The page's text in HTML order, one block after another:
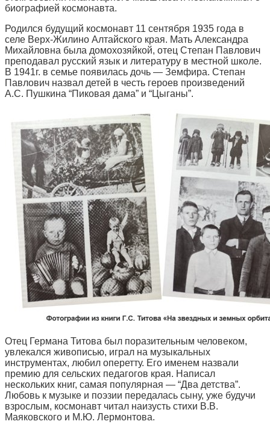
биографией космонавта.
Родился будущий космонавт 11 сентября 1935 года в
селе Верх-Жилино Алтайского края. Мать Александра
Михайловна была домохозяйкой, отец Степан Павлович
преподавал русский язык и литературу в местной школе.
В 1941г. в семье появилась дочь — Земфира. Степан
Павлович назвал детей в честь героев произведений
А.С. Пушкина “Пиковая дама” и “Цыганы”.
Отец Германа Титова был поразительным человеком,
увлекался живописью, играл на музыкальных
инструментах, любил оперетту. Его именем назвали
премию для сельских педагогов края. Написал
нескольких книг, самая популярная — “Два детства”.
Любовь к музыке и поэзии передалась сыну, уже будучи
взрослым, космонавт читал наизусть стихи В.В.
Маяковского и М.Ю. Лермонтова.